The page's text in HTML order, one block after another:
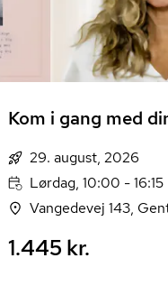
Kom i gang med
29. august, 2026
Lørdag, 10:00 - 16:15
Vangedevej 143,
1.445 kr.